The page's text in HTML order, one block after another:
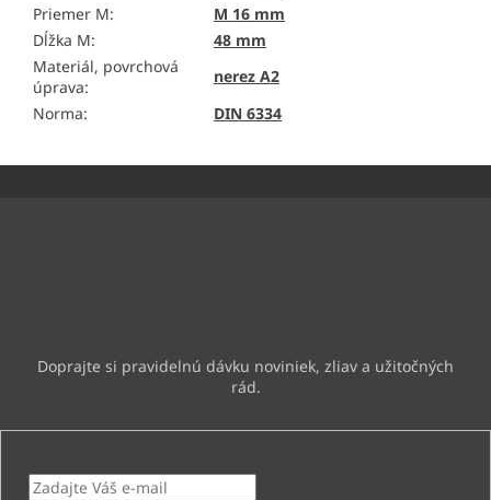
Priemer M:
M 16 mm
Dĺžka M:
48 mm
Materiál, povrchová
úprava:
nerez A2
Norma: DIN 6334